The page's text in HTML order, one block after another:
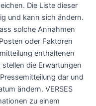
Die Liste dieser
und kann sich ändern.
solche Annahmen
oder Faktoren
enthaltenen
die Erwartungen
dar und
ändern. VERSES
zu einem